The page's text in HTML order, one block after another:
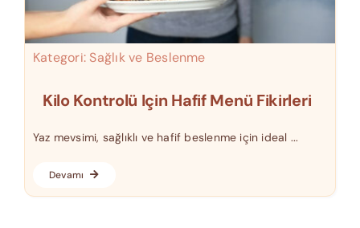
Kategori: Sağlık ve Beslenme
Kilo Kontrolü Için Hafif Menü Fikirleri
Yaz mevsimi, sağlıklı ve hafif beslenme için ideal ...
Devamı